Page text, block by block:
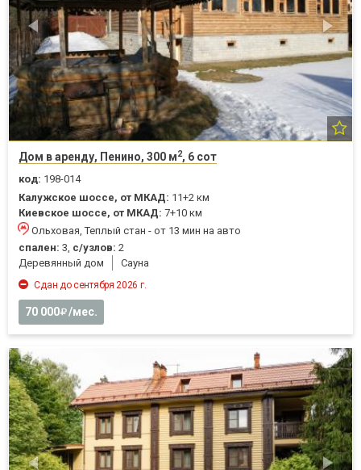
Дом в аренду, Пенино, 300 м2, 6 сот
код: 198-014
Калужское шоссе, от МКАД: 11+2 км
Киевское шоссе, от МКАД: 7+10 км
Ольховая, Теплый стан - от 13 мин на авто
спален: 3, с/узлов: 2
Деревянный дом
Cауна
Сдан до сентября 2026 г.
70 000 /мес.